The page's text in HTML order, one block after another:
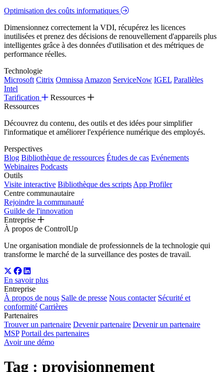
Optimisation des coûts informatiques
Dimensionnez correctement la VDI, récupérez les licences
inutilisées et prenez des décisions de renouvellement d'appareils plus
intelligentes grâce à des données d'utilisation et des métriques de
performance réelles.
Technologie
Microsoft Citrix Omnissa Amazon ServiceNow IGEL Parallèles
Intel
Tarification
Ressources
Ressources
Découvrez du contenu, des outils et des idées pour simplifier
l'informatique et améliorer l'expérience numérique des employés.
Perspectives
Blog Bibliothèque de ressources Études de cas Evénements
Webinaires Podcasts
Outils
Visite interactive Bibliothèque des scripts App Profiler
Centre communautaire
Rejoindre la communauté
Guilde de l'innovation
Entreprise
À propos de ControlUp
Une organisation mondiale de professionnels de la technologie qui
transforme le marché de la surveillance des postes de travail.
En savoir plus
Entreprise
À propos de nous Salle de presse Nous contacter Sécurité et
conformité Carrières
Partenaires
Trouver un partenaire Devenir partenaire Devenir un partenaire
MSP Portail des partenaires
Avoir une démo
Tag : provisionnement